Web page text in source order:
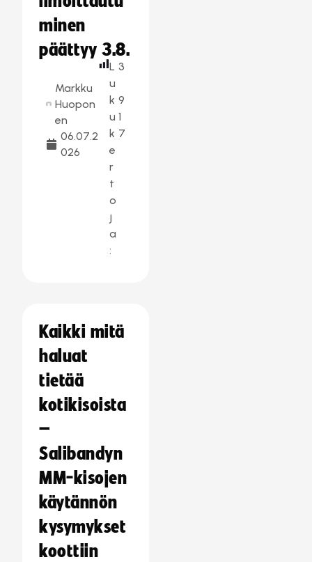
minen
päättyy 3.8.
Markku
Huopon
en
06.07.2
026
L
u
k
u
k
e
r
t
o
j
a
:
3
9
1
7
Kaikki mitä
haluat
tietää
kotikisoista
–
Salibandyn
MM-kisojen
käytännön
kysymykset
koottiin